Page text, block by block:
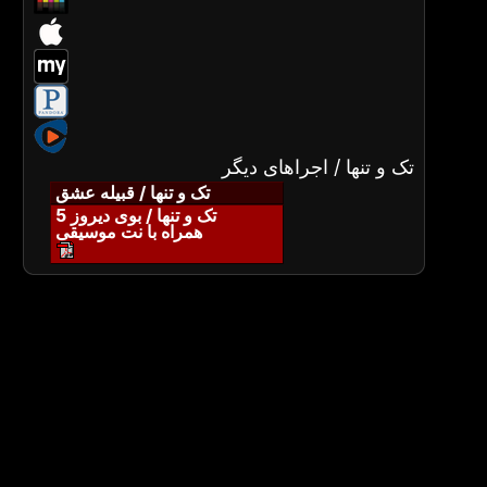
تک و تنها / اجراهای دیگر
تک و تنها / قبیله عشق
تک و تنها / بوی دیروز 5
همراه با نت موسیقی